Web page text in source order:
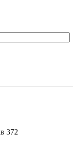
372